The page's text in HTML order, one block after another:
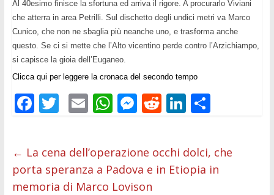
Al 40esimo finisce la sfortuna ed arriva il rigore. A procurarlo Viviani
che atterra in area Petrilli. Sul dischetto degli undici metri va Marco
Cunico, che non ne sbaglia più neanche uno, e trasforma anche
questo. Se ci si mette che l’Alto vicentino perde contro l’Arzichiampo,
si capisce la gioia dell’Euganeo.
Clicca qui per leggere la cronaca del secondo tempo
F
b
o
T
itt
er
E
ai
l
W
at
s
A
M
e
n
R
d
di
t
Li
k
e
dI
C
n
di
vi
← La cena dell’operazione occhi dolci, che
porta speranza a Padova e in Etiopia in
memoria di Marco Lovison